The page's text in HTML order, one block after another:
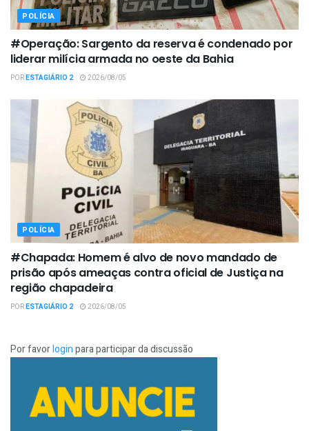
POLÍCIA
#Operação: Sargento da reserva é condenado por
liderar milícia armada no oeste da Bahia
PORESTAGIÁRIO 2 2026/08/05
POLÍCIA
#Chapada: Homem é alvo de novo mandado de
prisão após ameaças contra oficial de Justiça na
região chapadeira
PORESTAGIÁRIO 2 2026/08/05
Por favorloginpara participar da discussão